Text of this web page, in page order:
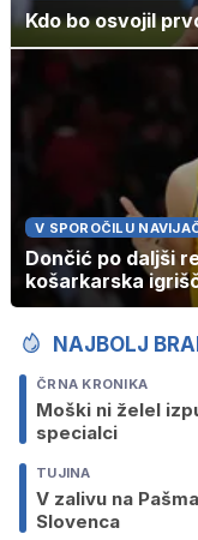
Kdo bo osvojil
V SPOROČILU
Dončić po daljši
košarkarska
NAJBOLJ
ČRNA KRONIKA
Moški ni želel
specialci
TUJINA
V zalivu na
Slovenca